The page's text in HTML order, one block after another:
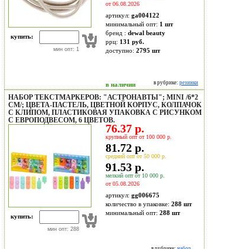
купить:
мин опт: 1
от 06.08.2026
артикул: ga004122
минимальный опт: 1 шт
бренд : dewal beauty
ррц: 131 руб.
доступно: 2795 шт
в наличии в рубрике: резинки
НАБОР ТЕКСТМАРКЕРОВ: "АСТРОНАВТЫ"; MINI /6*2
СМ/; ЦВЕТА-ПАСТЕЛЬ, ЦВЕТНОЙ КОРПУС, КОЛПАЧОК
С КЛИПОМ, ПЛАСТИКОВАЯ УПАКОВКА С РИСУНКОМ
С ЕВРОПОДВЕСОМ, 6 ЦВЕТОВ.
купить:
мин опт: 288
76.37 р.
крупный опт от 100 000 р.
81.72 р.
средний опт от 50 000 р.
91.53 р.
мелкий опт от 10 000 р.
от 05.08.2026
артикул: gg006675
количество в упаковке: 288 шт
минимальный опт: 288 шт